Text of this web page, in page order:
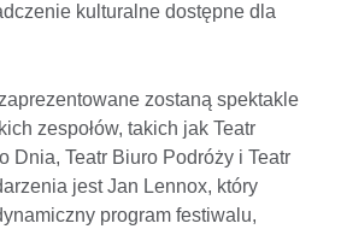
kulturalne dostępne dla
zostaną spektakle
zespołów, takich jak Teatr
Dnia, Teatr Biuro Podróży i Teatr
jest Jan Lennox, który
program festiwalu,